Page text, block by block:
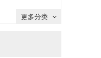
更多分类